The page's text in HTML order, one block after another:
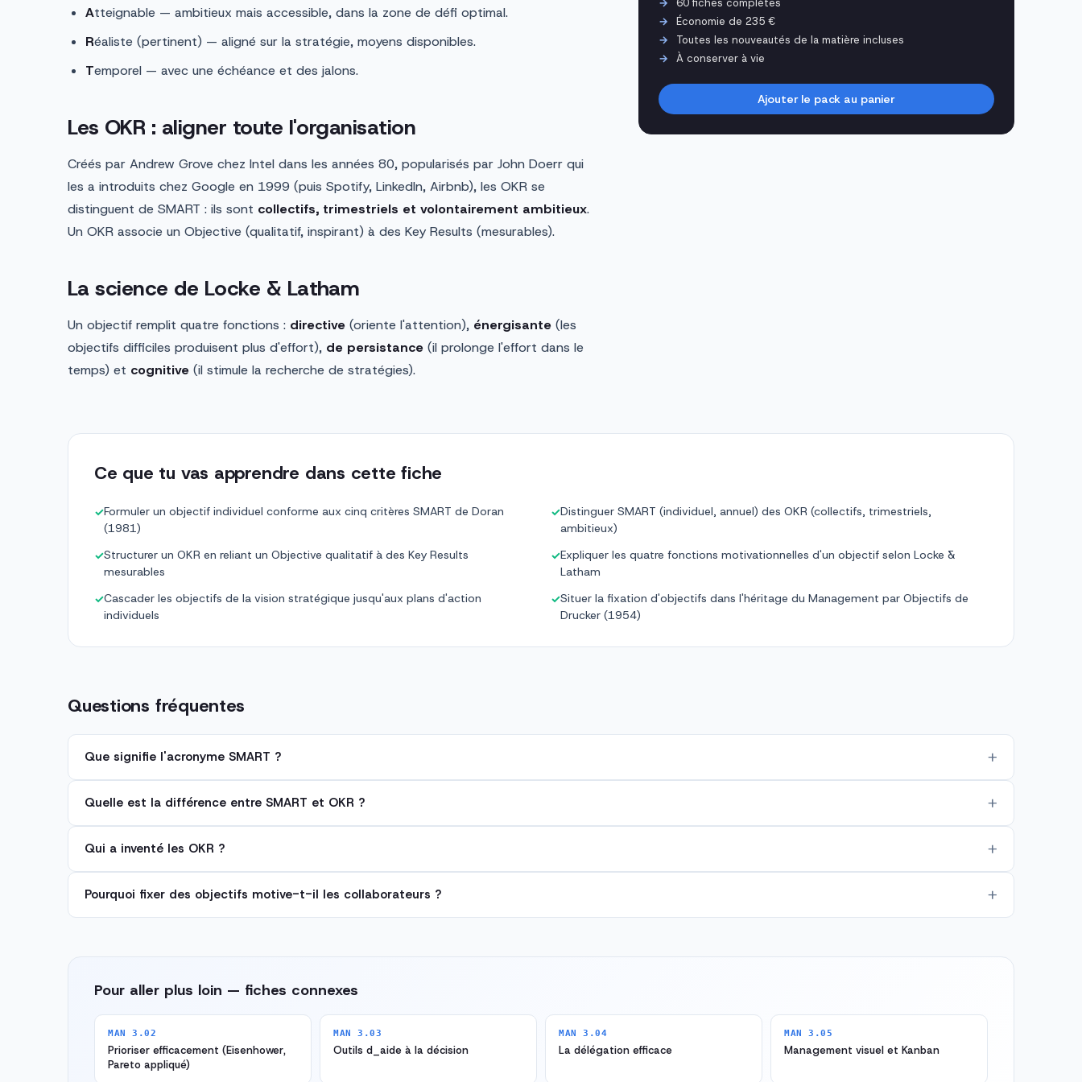
Atteignable — ambitieux mais accessible, dans la zone de défi optimal.
Réaliste (pertinent) — aligné sur la stratégie, moyens disponibles.
Temporel — avec une échéance et des jalons.
Les OKR : aligner toute l'organisation
Créés par Andrew Grove chez Intel dans les années 80, popularisés par John Doerr qui
les a introduits chez Google en 1999 (puis Spotify, LinkedIn, Airbnb), les OKR se
distinguent de SMART : ils sont collectifs, trimestriels et volontairement ambitieux.
Un OKR associe un Objective (qualitatif, inspirant) à des Key Results (mesurables).
La science de Locke & Latham
Un objectif remplit quatre fonctions : directive (oriente l'attention), énergisante (les
objectifs difficiles produisent plus d'effort), de persistance (il prolonge l'effort dans le
temps) et cognitive (il stimule la recherche de stratégies).
60 fiches complètes
Économie de 235 €
Toutes les nouveautés de la matière incluses
À conserver à vie
Ajouter le pack au panier
Ce que tu vas apprendre dans cette fiche
✓Formuler un objectif individuel conforme aux cinq critères SMART de Doran
(1981)
✓Distinguer SMART (individuel, annuel) des OKR (collectifs, trimestriels,
ambitieux)
✓Structurer un OKR en reliant un Objective qualitatif à des Key Results
mesurables
✓Expliquer les quatre fonctions motivationnelles d'un objectif selon Locke &
Latham
✓Cascader les objectifs de la vision stratégique jusqu'aux plans d'action
individuels
✓Situer la fixation d'objectifs dans l'héritage du Management par Objectifs de
Drucker (1954)
Questions fréquentes
Que signifie l'acronyme SMART ?
Quelle est la différence entre SMART et OKR ?
Qui a inventé les OKR ?
Pourquoi fixer des objectifs motive-t-il les collaborateurs ?
Pour aller plus loin — fiches connexes
MAN 3.02
Prioriser efficacement (Eisenhower,
Pareto appliqué)
MAN 3.03
Outils d_aide à la décision
MAN 3.04
La délégation efficace
MAN 3.05
Management visuel et Kanban